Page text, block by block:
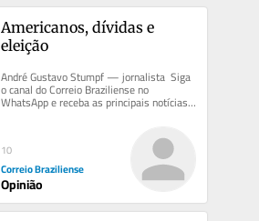
Americanos, dívidas e
eleição
André Gustavo Stumpf — jornalista  Siga
o canal do Correio Braziliense no
WhatsApp e receba as principais notícias
do dia no seu celular. As...
10
Correio Braziliense
Opinião